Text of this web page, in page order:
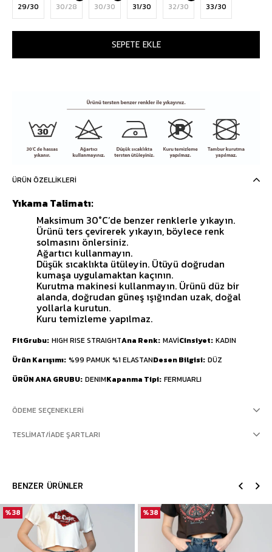
29/30 30/28 30/30 31/30 32/30 33/30
ÜRÜN ÖZELLIKLERI
Yıkama Talimatı:
Maksimum 30°C’de benzer renklerle yıkayın.
Ürünü ters çevirerek yıkayın, böylece renk
solmasını önlersiniz.
Ağartıcı kullanmayın.
Düşük sıcaklıkta ütüleyin. Ütüyü doğrudan
kumaşa uygulamaktan kaçının.
Kurutma makinesi kullanmayın. Ürünü düz bir
alanda, doğrudan güneş ışığından uzak, doğal
yollarla kurutun.
Kuru temizleme yapılmaz.
FitGrubu HIGH RISE STRAIGHTAna Renk MAVİCinsiyet KADIN
Ürün Karışımı %99 PAMUK %1 ELASTANDesen Bilgisi DÜZ
ÜRÜN ANA GRUBU DENIMKapanma Tipi FERMUARLI
ÖDEME SEÇENEKLERI
TESLIMAT/İADE ŞARTLARI
BENZER ÜRÜNLER
%38 %38